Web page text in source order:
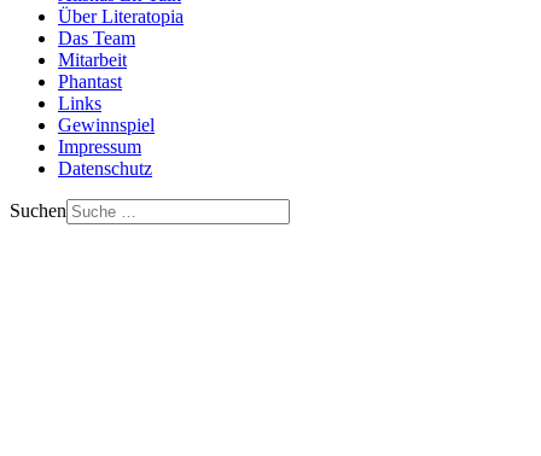
Über Literatopia
Das Team
Mitarbeit
Phantast
Links
Gewinnspiel
Impressum
Datenschutz
Suchen